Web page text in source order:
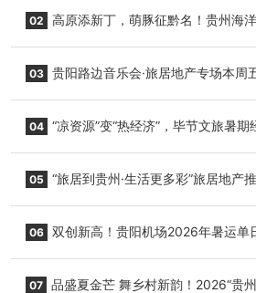
02 高原添新丁，萌豚征黔名！贵州海
03 贵阳路边音乐会·旅居地产专场本周
04 “凉资源”变“热经济”，毕节文旅暑期
05 “旅居到贵州·生活更多彩”旅居地产
06 双创新高！贵阳机场2026年暑运单
07 品盛夏金芒 舞乡村新韵！2026“贵